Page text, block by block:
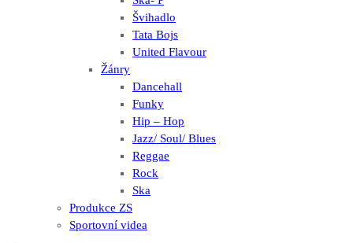
Švihadlo
Tata Bojs
United Flavour
Žánry
Dancehall
Funky
Hip – Hop
Jazz/ Soul/ Blues
Reggae
Rock
Ska
Produkce ZS
Sportovní videa